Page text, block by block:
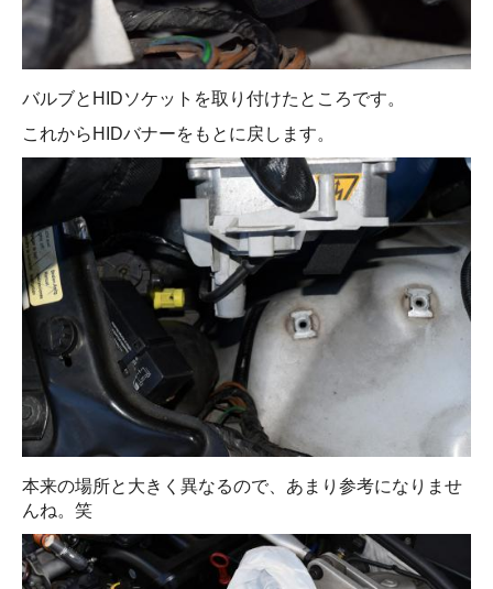
バルブとHIDソケットを取り付けたところです。
これからHIDバナーをもとに戻します。
本来の場所と大きく異なるので、あまり参考になりませ
んね。笑